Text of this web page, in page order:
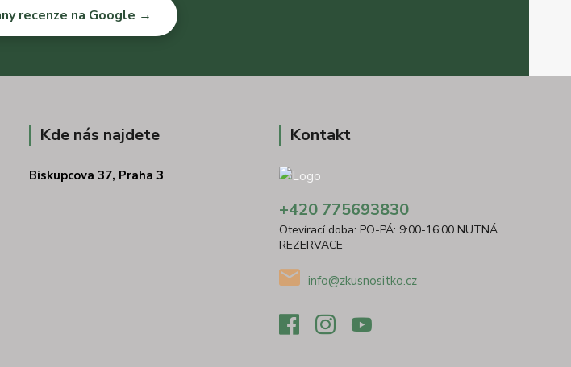
recenze na Google →
Kde nás najdete
Biskupcova 37, Praha 3
Kontakt
+420 775693830
Otevírací doba: PO-PÁ: 9:00-16:00 NUTNÁ
REZERVACE
info@zkusnositko.cz